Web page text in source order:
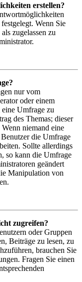
erstellen?
Wenn Sie
zugelassen zu
nur vom
oder einem
Umfrage zu
des Themas; dieser
niemand eine
die Umfrage
Sollte allerdings
so kann die Umfrage
geändert
Manipulation von
zugreifen?
oder Gruppen
Beiträge zu lesen, zu
brauchen Sie
Fragen Sie einen